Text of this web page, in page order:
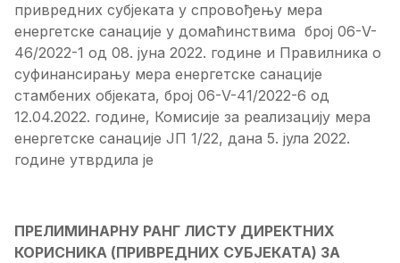
привредних субјеката у спровођењу мера
енергетске санације у домаћинствима број 06-V-
46/2022-1 од 08. јуна 2022. године и Правилника о
суфинансирању мера енергетске санације
стамбених објеката, број 06-V-41/2022-6 од
12.04.2022. године, Комисије за реализацију мера
енергетске санације ЈП 1/22, дана 5. јула 2022.
године утврдила је
ПРЕЛИМИНАРНУ РАНГ ЛИСТУ ДИРЕКТНИХ
КОРИСНИКА (ПРИВРЕДНИХ СУБЈЕКАТА) ЗА